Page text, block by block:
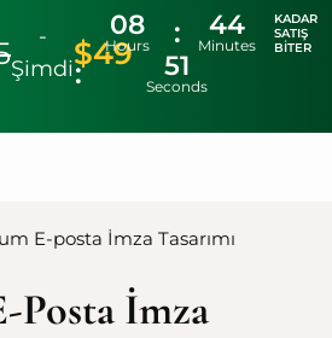
-
Şimdi$49
08
Hours
44
Minutes
51
Seconds
KADAR
SATIŞ
BITER
E-posta İmza Tasarımı
Posta İmza